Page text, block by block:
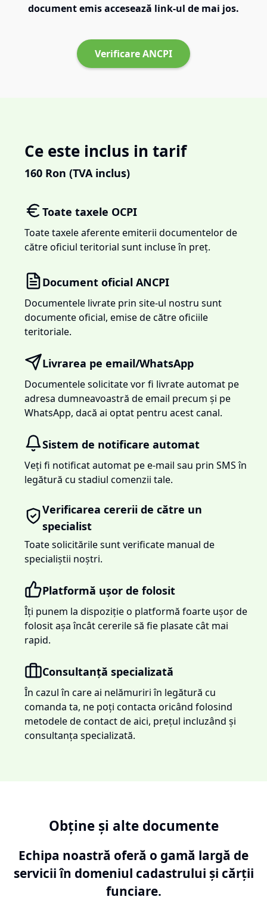
document emis accesează link-ul de mai jos.
Verificare ANCPI
Ce este inclus in tarif
160 Ron (TVA inclus)
Toate taxele OCPI
Toate taxele aferente emiterii documentelor de
către oficiul teritorial sunt incluse în preț.
Document oficial ANCPI
Documentele livrate prin site-ul nostru sunt
documente oficial, emise de către oficiile
teritoriale.
Livrarea pe email/WhatsApp
Documentele solicitate vor fi livrate automat pe
adresa dumneavoastră de email precum și pe
WhatsApp, dacă ai optat pentru acest canal.
Sistem de notificare automat
Veți fi notificat automat pe e-mail sau prin SMS în
legătură cu stadiul comenzii tale.
Verificarea cererii de către un
specialist
Toate solicitările sunt verificate manual de
specialiștii noștri.
Platformă ușor de folosit
Îți punem la dispoziție o platformă foarte ușor de
folosit așa încât cererile să fie plasate cât mai
rapid.
Consultanță specializată
În cazul în care ai nelămuriri în legătură cu
comanda ta, ne poți contacta oricând folosind
metodele de contact de aici, prețul incluzând și
consultanța specializată.
Obține și alte documente
Echipa noastră oferă o gamă largă de
servicii în domeniul cadastrului și cărții
funciare.